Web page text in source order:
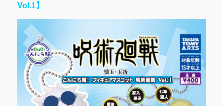
Vol.1】